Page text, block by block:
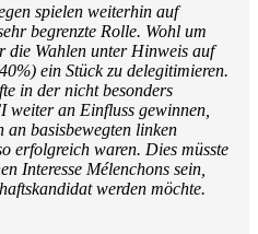
spielen weiterhin auf
begrenzte Rolle. Wohl um
die Wahlen unter Hinweis auf
ein Stück zu delegitimieren.
in der nicht besonders
an Einfluss gewinnen,
an basisbewegten linken
erfolgreich waren. Dies müsste
Interesse Mélenchons sein,
werden möchte.